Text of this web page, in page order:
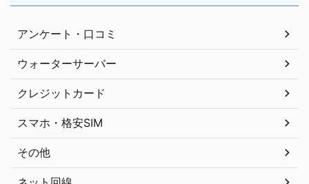
アンケート・口コミ
ウォーターサーバー
クレジットカード
スマホ・格安SIM
その他